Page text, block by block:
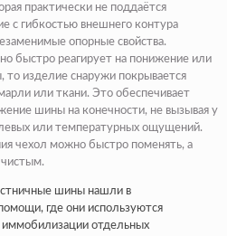
практически не поддаётся
с гибкостью внешнего контура
опорные свойства.
быстро реагирует на понижение или
изделие снаружи покрывается
или ткани. Это обеспечивает
шины на конечности, не вызывая у
или температурных ощущений.
чехол можно быстро поменять, а
чистым.
шины нашли в
где они используются
отдельных